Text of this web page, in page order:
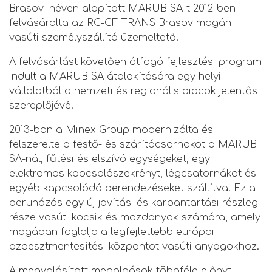
Brasov” néven alapított MARUB SA-t 2012-ben
felvásárolta az RC-CF TRANS Brasov magán
vasúti személyszállító üzemeltető.
A felvásárlást követően átfogó fejlesztési program
indult a MARUB SA átalakítására egy helyi
vállalatból a nemzeti és regionális piacok jelentős
szereplőjévé.
2013-ban a Minex Group modernizálta és
felszerelte a festő- és szárítócsarnokot a MARUB
SA-nál, fűtési és elszívó egységeket, egy
elektromos kapcsolószekrényt, légcsatornákat és
egyéb kapcsolódó berendezéseket szállítva. Ez a
beruházás egy új javítási és karbantartási részleg
része vasúti kocsik és mozdonyok számára, amely
magában foglalja a legfejlettebb európai
azbesztmentesítési központot vasúti anyagokhoz.